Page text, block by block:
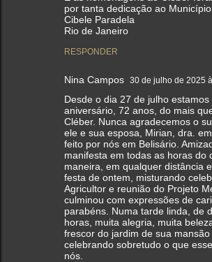
por tanta dedicação ao Município
Cibele Paradela
Rio de Janeiro
RESPONDER
Nina Campos 30 de julho de 2025
Desde o dia 27 de julho
aniversário, 72 anos, do mais
Cléber. Nunca agradecemos o
ele e sua esposa, Mirian, dra.
feito por nós em Belisário.
manifesta em todas as horas do
maneira, em qualquer distância
festa de ontem, misturando
Agricultor e reunião do Projeto
culminou com expressões de
parabéns. Numa tarde linda, de
horas, muita alegria, muita
frescor do jardim de sua mansão
celebrando sobretudo o que
nós.